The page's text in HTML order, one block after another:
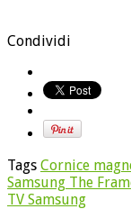
Condividi
Tags Cornice
Samsung The
TV Samsung